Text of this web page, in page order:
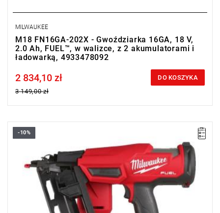
MILWAUKEE
M18 FN16GA-202X - Gwoździarka 16GA, 18 V,
2.0 Ah, FUEL™, w walizce, z 2 akumulatorami i
ładowarką, 4933478092
Price tax included
2 834,10 zł
3 149,00 zł
DO KOSZYKA
Ta gwoździarka posiada najlepszą w swojej klasie moc, która
pozwala na seryjne wbijanie sztyftów na określoną głębokość.
-10%